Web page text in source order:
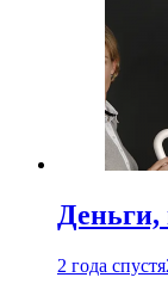
Деньги,
2 года спустя